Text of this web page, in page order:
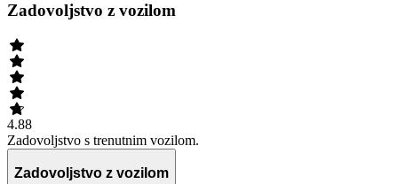
Zadovoljstvo z vozilom
4.88
Zadovoljstvo s trenutnim vozilom.
Zadovoljstvo z vozilom